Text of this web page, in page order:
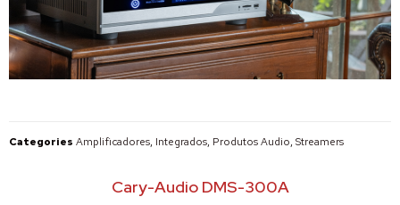
Categories Amplificadores, Integrados, Produtos Audio, Streamers
Cary-Audio DMS-300A